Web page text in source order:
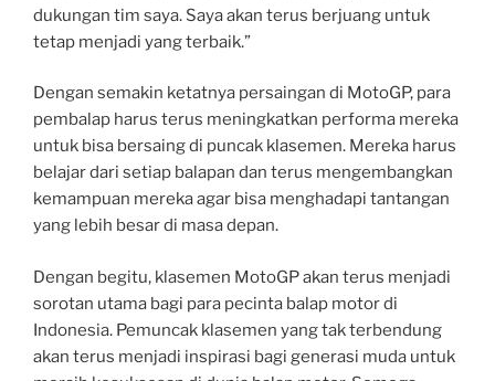
dukungan tim saya. Saya akan terus berjuang untuk
tetap menjadi yang terbaik.”
Dengan semakin ketatnya persaingan di MotoGP, para
pembalap harus terus meningkatkan performa mereka
untuk bisa bersaing di puncak klasemen. Mereka harus
belajar dari setiap balapan dan terus mengembangkan
kemampuan mereka agar bisa menghadapi tantangan
yang lebih besar di masa depan.
Dengan begitu, klasemen MotoGP akan terus menjadi
sorotan utama bagi para pecinta balap motor di
Indonesia. Pemuncak klasemen yang tak terbendung
akan terus menjadi inspirasi bagi generasi muda untuk